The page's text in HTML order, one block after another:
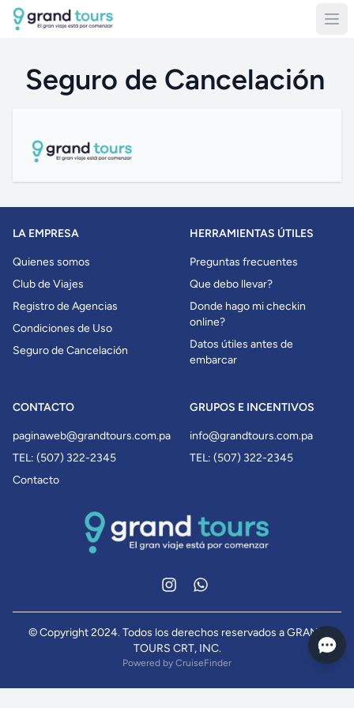
Seguro de Cancelación
LA EMPRESA
Quienes somos
Club de Viajes
Registro de Agencias
Condiciones de Uso
Seguro de Cancelación
HERRAMIENTAS ÚTILES
Preguntas frecuentes
Que debo llevar?
Donde hago mi checkin
online?
Datos útiles antes de
embarcar
CONTACTO
paginaweb@grandtours.com.pa
TEL: (507) 322-2345
Contacto
GRUPOS E INCENTIVOS
info@grandtours.com.pa
TEL: (507) 322-2345
© Copyright 2024. Todos los derechos reservados a GRAND
TOURS CRT, INC.
Powered by CruiseFinder